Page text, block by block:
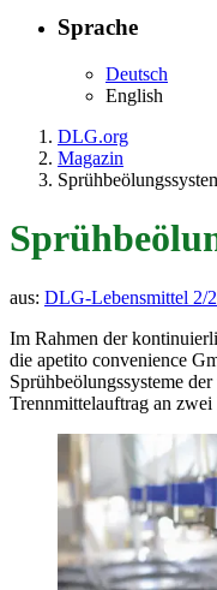
Sprache
Deutsch
English
DLG.org
Magazin
aus: DLG-Lebensmittel 2/
Im Rahmen der
die apetito convenience
Sprühbeölungssysteme
Trennmittelauftrag an